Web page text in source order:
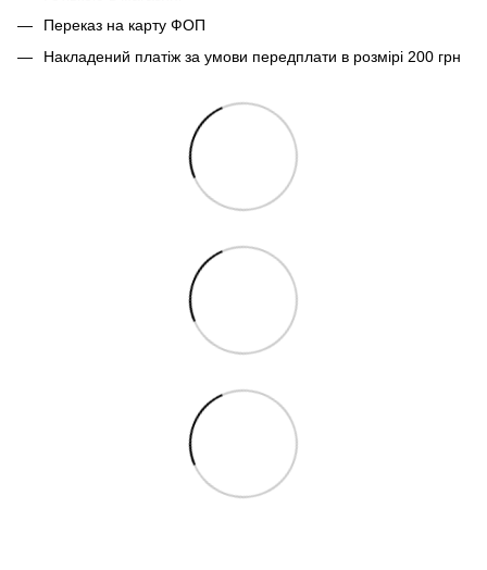
Переказ на карту ФОП
Накладений платіж за умови передплати в розмірі 200 грн